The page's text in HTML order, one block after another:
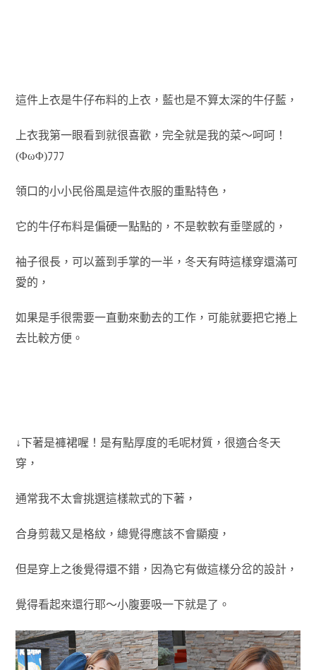
這件上衣是牛仔布料的上衣，藍也是不算太深的牛仔藍，
上衣我第一眼看到就很喜歡，完全就是我的菜～呵呵！
(ΦωΦ)ﾌﾌﾌ
領口的小小民俗風是這件衣服的重點特色，
它的牛仔布料是偏硬一點點的，不是軟軟有垂墜感的，
袖子很長，可以蓋到手掌的一半，冬天有時這樣穿還滿可
愛的，
如果是手很需要一直動來動去的工作，可能就要把它捲上
去比較方便。
↓下著是褲裙喔！是有點厚度的毛呢材質，很適合冬天
穿，
通常我不太會挑選這樣款式的下著，
合身剪裁又是格紋， 總覺得應該不會顯瘦，
但是穿上之後覺得還不錯，因為它有做這樣分岔的設計，
覺得看起來還行耶～小腹要吸一下就是了。